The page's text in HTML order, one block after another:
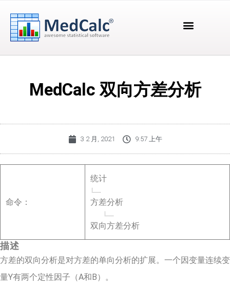
MedCalc 双向方差分析
3 2 月, 2021 9:57 上午
命令：
统计
方差分析
双向方差分析
描述
方差的双向分析是对方差的单向分析的扩展。一个因变量连续变
量Y有两个定性因子（A和B）。